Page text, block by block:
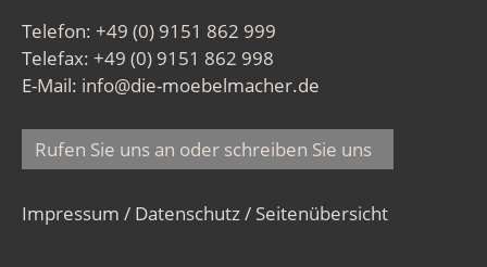
Telefon: +49 (0) 9151 862 999
Telefax: +49 (0) 9151 862 998
E-Mail: info@die-moebelmacher.de
Rufen Sie uns an oder schreiben Sie uns
Impressum / Datenschutz/ Seitenübersicht